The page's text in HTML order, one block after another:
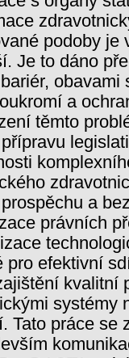
podoby je
Je to dáno
obavami
a
těmto
prospěchu a
právních
pro efektivní
kvalitní
systémy
Tato práce se